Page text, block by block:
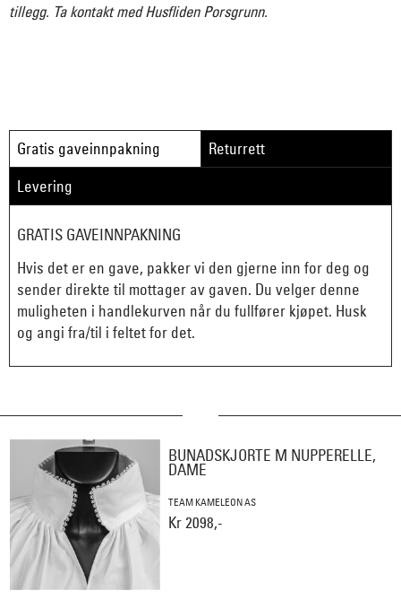
tillegg. Ta kontakt med Husfliden Porsgrunn.
Gratis gaveinnpakning
Returrett
Levering
GRATIS GAVEINNPAKNING
Hvis det er en gave, pakker vi den gjerne inn for deg og
sender direkte til mottager av gaven. Du velger denne
muligheten i handlekurven når du fullfører kjøpet. Husk
og angi fra/til i feltet for det.
BUNADSKJORTE M NUPPERELLE,
DAME
TEAM KAMELEON AS
Kr 2098,-